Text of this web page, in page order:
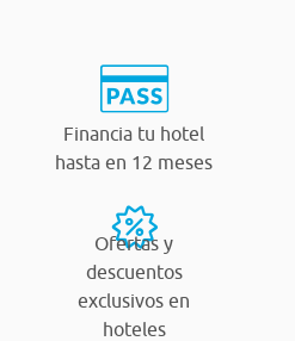
Financia tu hotel
hasta en 12 meses
Ofertas y
descuentos
exclusivos en
hoteles